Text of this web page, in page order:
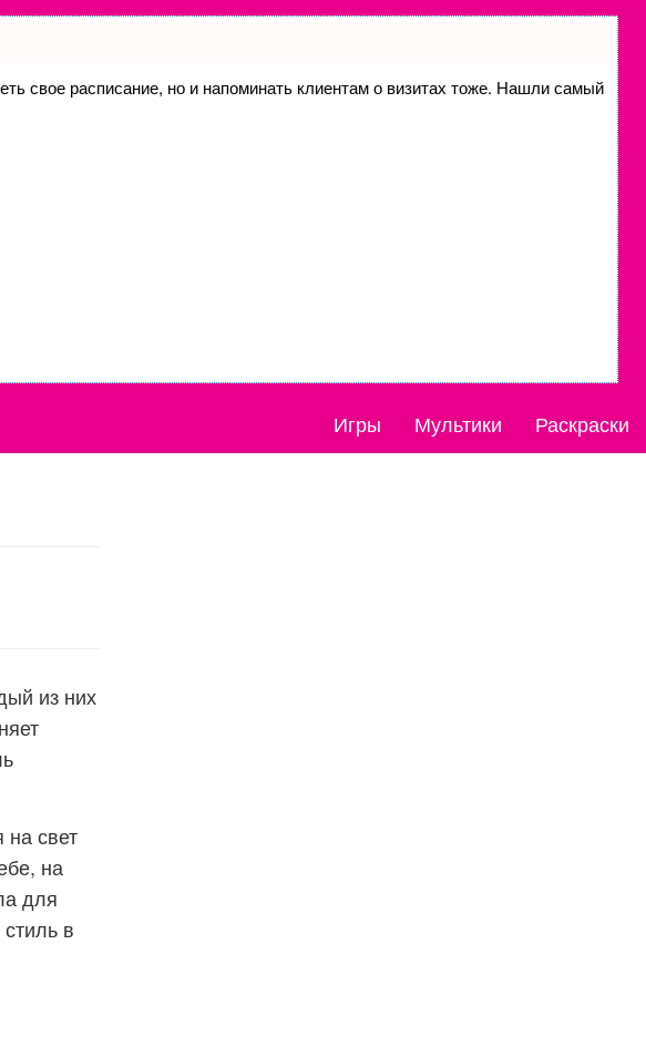
свое расписание, но и напоминать клиентам о визитах тоже. Нашли самый
Игры Мультики Раскраски
из них
свет
на
для
в